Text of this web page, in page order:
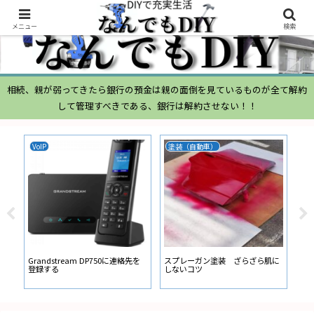
相続、親が弱ってきたら銀行の預金は親の面倒を見ているものが全て解約
して管理すべきである、銀行は解約させない！！
VoIP
Grandstream DP750に連絡先を
登録する
塗装（自動車）
スプレーガン塗装 ざらざら肌に
しないコツ
ム
メニュー 検索